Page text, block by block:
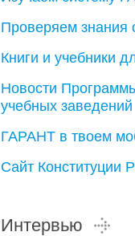
Проверяем
Книги и учебники
Новости
учебных заведений
ГАРАНТ в твоем
Сайт Конституции
Интервью